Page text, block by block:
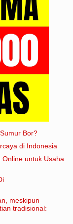
Bor?
di Indonesia
Online untuk Usaha
meskipun
tradisional: